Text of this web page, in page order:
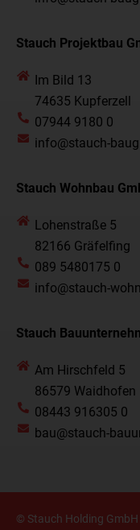
Stauch Projektbau
Im Bild 13
74635 Kupferzell
07944 9180 0
info@stauch-
Stauch Wohnbau
Lohenstraße 5
82166 Gräfelfing
089 5480175 0
info@stauch-
Stauch
Am Hirschfeld 5
86579 Waidhofen
08443 916305 0
bau@stauch-
© Stauch Holding GmbH